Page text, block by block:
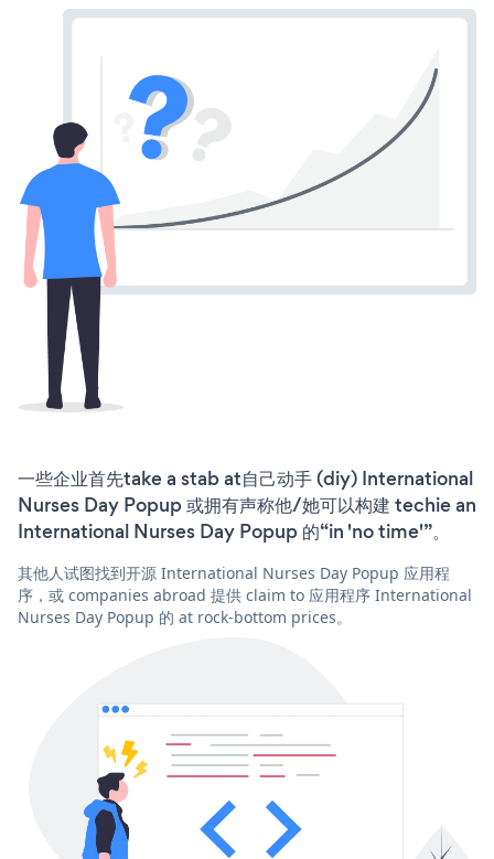
一些企业首先take a stab at自己动手 (diy) International
Nurses Day Popup 或拥有声称他/她可以构建 techie an
International Nurses Day Popup 的“in 'no time'”。
其他人试图找到开源 International Nurses Day Popup 应用程
序，或 companies abroad 提供 claim to 应用程序 International
Nurses Day Popup 的 at rock-bottom prices。